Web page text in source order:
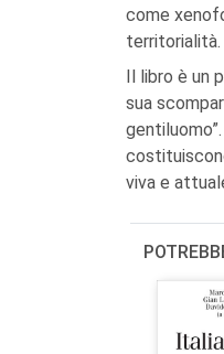
come
territorialità.
Il libro è un
sua
viva e